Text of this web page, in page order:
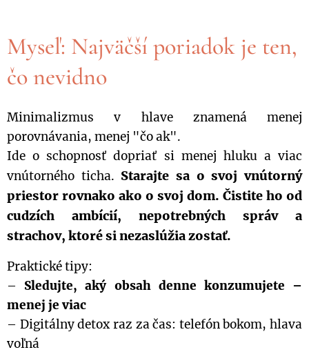
Myseľ: Najväčší poriadok je ten,
čo nevidno
Minimalizmus v hlave znamená menej
porovnávania, menej "čo ak".
Ide o schopnosť dopriať si menej hluku a viac
vnútorného ticha. Starajte sa o svoj vnútorný
priestor rovnako ako o svoj dom. Čistite ho od
cudzích ambícií, nepotrebných správ a
strachov, ktoré si nezaslúžia zostať.
Praktické tipy:
– Sledujte, aký obsah denne konzumujete –
menej je viac
– Digitálny detox raz za čas: telefón bokom, hlava
voľná